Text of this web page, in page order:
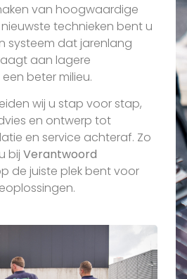
van hoogwaardige
technieken bent u
systeem dat jarenlang
aan lagere
beter milieu.
wij u stap voor stap,
en ontwerp tot
en service achteraf. Zo
bij Verantwoord
de juiste plek bent voor